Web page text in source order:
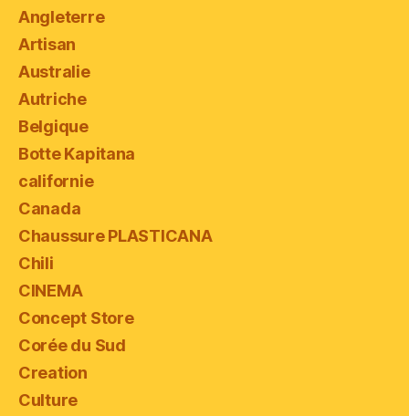
Angleterre
Artisan
Australie
Autriche
Belgique
Botte Kapitana
californie
Canada
Chaussure PLASTICANA
Chili
CINEMA
Concept Store
Corée du Sud
Creation
Culture